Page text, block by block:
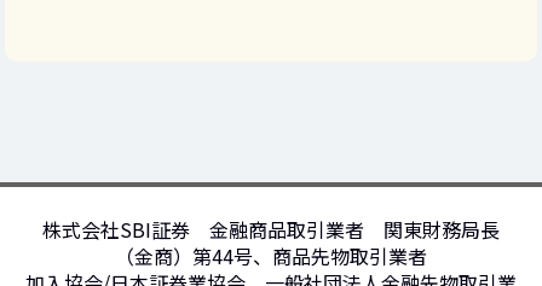
株式会社SBI証券 金融商品取引業者 関東財務局長
（金商）第44号、商品先物取引業者